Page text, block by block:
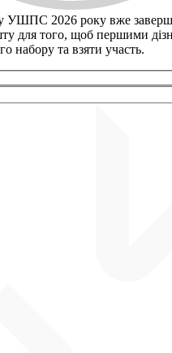
УШПС 2026 року вже
для того, щоб першими
набору та взяти участь.
empty.